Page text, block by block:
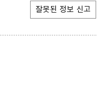
잘못된 정보 신고